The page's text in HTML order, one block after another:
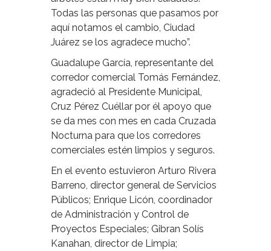
Todas las personas que pasamos por
aquí notamos el cambio, Ciudad
Juárez se los agradece mucho”.
Guadalupe García, representante del
corredor comercial Tomás Fernández,
agradeció al Presidente Municipal,
Cruz Pérez Cuéllar por él apoyo que
se da mes con mes en cada Cruzada
Nocturna para que los corredores
comerciales estén limpios y seguros.
En el evento estuvieron Arturo Rivera
Barreno, director general de Servicios
Públicos; Enrique Licón, coordinador
de Administración y Control de
Proyectos Especiales; Gibran Solís
Kanahan, director de Limpia;